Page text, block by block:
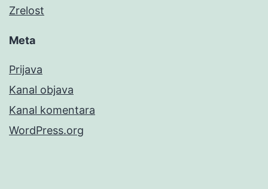
Zrelost
Meta
Prijava
Kanal objava
Kanal komentara
WordPress.org